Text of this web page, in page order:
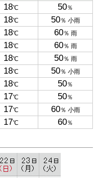
18℃ 50％
18℃ 50％ 小雨
18℃ 60％ 雨
18℃ 60％ 雨
18℃ 50％ 雨
18℃ 50％ 小雨
18℃ 50％
17℃ 50％
17℃ 60％ 小雨
17℃ 60％